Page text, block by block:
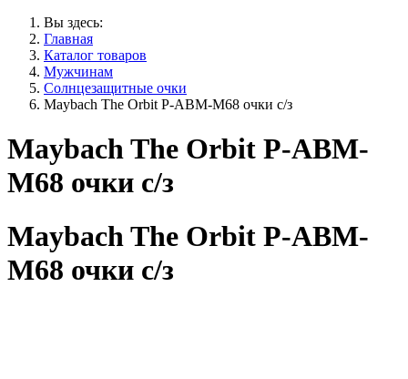
Вы здесь:
Главная
Каталог товаров
Мужчинам
Солнцезащитные очки
Maybach The Orbit P-ABM-M68 очки с/з
Maybach The Orbit P-ABM-
M68 очки с/з
Maybach The Orbit P-ABM-
M68 очки с/з